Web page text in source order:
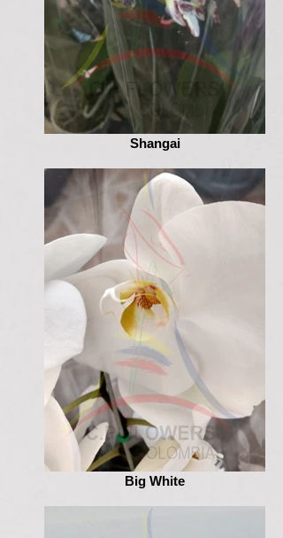
Shangai
Big White